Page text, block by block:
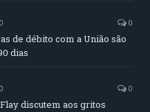
0
de débito com a União são
dias
0
discutem aos gritos